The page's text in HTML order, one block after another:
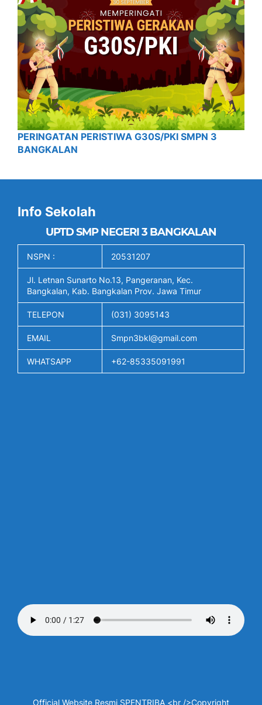
PERINGATAN PERISTIWA G30S/PKI SMPN 3
BANGKALAN
Info Sekolah
UPTD SMP NEGERI 3 BANGKALAN
NSPN : 20531207
Jl. Letnan Sunarto No.13, Pangeranan, Kec.
Bangkalan, Kab. Bangkalan Prov. Jawa Timur
TELEPON (031) 3095143
EMAIL Smpn3bkl@gmail.com
WHATSAPP +62-85335091991
Official Website Resmi SPENTRIBA <br />Copyright